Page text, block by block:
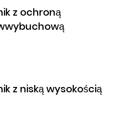
z ochroną
z niską wysokością